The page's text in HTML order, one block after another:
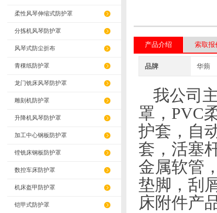
柔性风琴伸缩式防护罩
分拣机风琴防护罩
风琴式防尘折布
青稞纸防护罩
龙门铣床风琴防护罩
雕刻机防护罩
升降机风琴防护罩
加工中心钢板防护罩
镗铣床钢板防护罩
数控车床防护罩
机床盔甲防护罩
铠甲式防护罩
产品介绍 索取报
品牌 华蒴
我公司
罩， PVC
护套，自
套，活塞
金属软管
垫脚，刮
床附件产